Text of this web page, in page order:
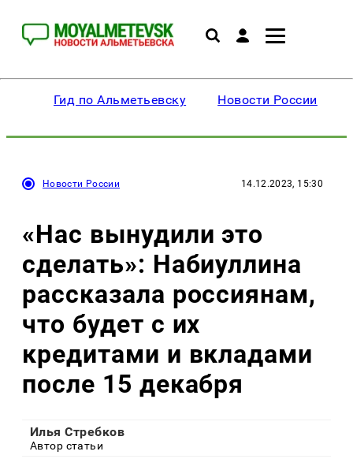
Гид по Альметьевску Новости России
Новости России 14.12.2023, 15:30
«Нас вынудили это
сделать»: Набиуллина
рассказала россиянам,
что будет с их
кредитами и вкладами
после 15 декабря
Илья Стребков
Автор статьи